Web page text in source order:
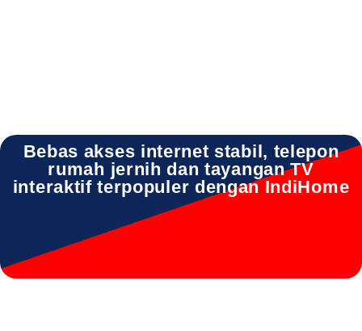
Bebas akses internet stabil, telepon
rumah jernih dan tayangan TV
interaktif terpopuler dengan IndiHome